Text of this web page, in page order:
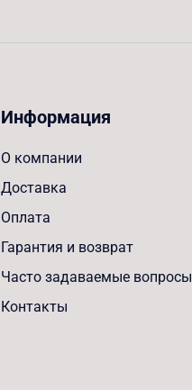
Информация
О компании
Доставка
Оплата
Гарантия и возврат
Часто задаваемые вопросы
Контакты